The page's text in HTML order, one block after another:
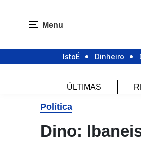
Menu
IstoÉ Dinheiro
ÚLTIMAS
Política
Dino: